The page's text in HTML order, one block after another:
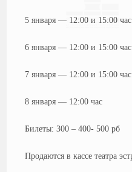
5 января — 12:00 и 15:00 час
6 января — 12:00 и 15:00 час
7 января — 12:00 и 15:00 час
8 января — 12:00 час
Билеты: 300 – 400- 500 рб
Продаются в кассе театра